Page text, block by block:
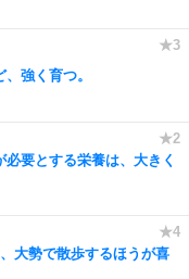
強く育つ。
要とする栄養は、大きく
大勢で散歩するほうが喜